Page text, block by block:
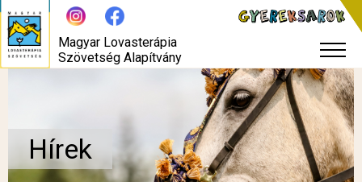
Magyar Lovasterápia
Szövetség Alapítvány
Hírek